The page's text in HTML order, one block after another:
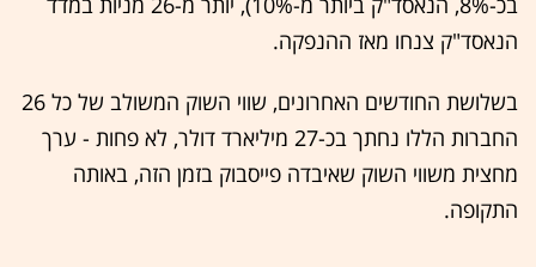
הנאסד"ק צנחו מאז ההנפקה.
בשלושת החודשים האחרונים, שווי השוק המשולב של כל 26
החברות הללו נחתך בכ-27 מיליארד דולר, לא פחות - ערך
מחצית משווי השוק שאיבדה פייסבוק בזמן הזה, באותה
התקופה.